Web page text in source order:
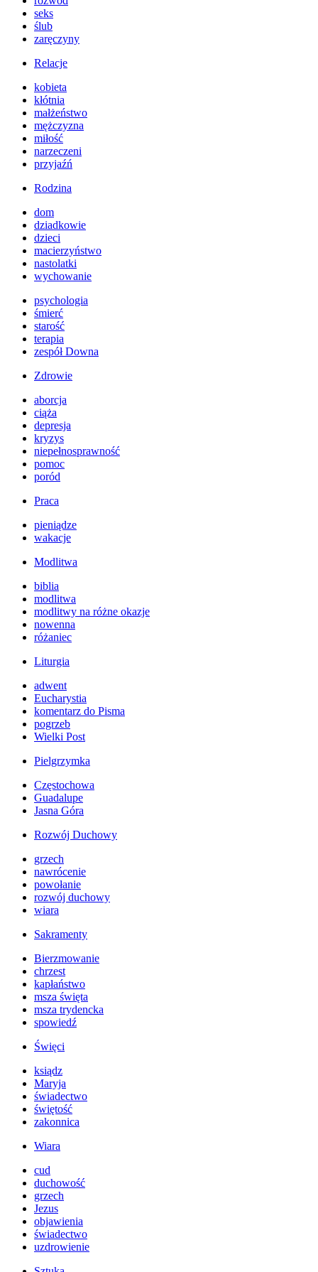
seks
ślub
zaręczyny
Relacje
kobieta
kłótnia
małżeństwo
mężczyzna
miłość
narzeczeni
przyjaźń
Rodzina
dom
dziadkowie
dzieci
macierzyństwo
nastolatki
wychowanie
psychologia
śmierć
starość
terapia
zespół Downa
Zdrowie
aborcja
ciąża
depresja
kryzys
niepełnosprawność
pomoc
poród
Praca
pieniądze
wakacje
Modlitwa
biblia
modlitwa
modlitwy na różne okazje
nowenna
różaniec
Liturgia
adwent
Eucharystia
komentarz do Pisma
pogrzeb
Wielki Post
Pielgrzymka
Częstochowa
Guadalupe
Jasna Góra
Rozwój Duchowy
grzech
nawrócenie
powołanie
rozwój duchowy
wiara
Sakramenty
Bierzmowanie
chrzest
kapłaństwo
msza święta
msza trydencka
spowiedź
Święci
ksiądz
Maryja
świadectwo
świętość
zakonnica
Wiara
cud
duchowość
grzech
Jezus
objawienia
świadectwo
uzdrowienie